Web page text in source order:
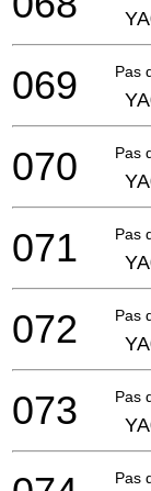
Pas
069
Pas
070
Pas
071
Pas
072
Pas
073
Pas